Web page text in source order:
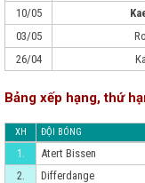
10/05
03/05
26/04
Bảng xếp hạng, thứ
XH ĐỘI BÓNG
1. Atert Bissen
2.
Differdange